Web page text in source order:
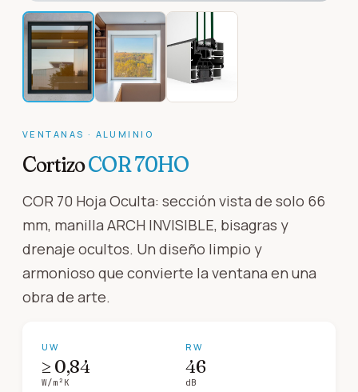
VENTANAS · ALUMINIO
CortizoCOR 70HO
COR 70 Hoja Oculta: sección vista de solo 66
mm, manilla ARCH INVISIBLE, bisagras y
drenaje ocultos. Un diseño limpio y
armonioso que convierte la ventana en una
obra de arte.
UW
≥ 0,84
W/m²K
RW
46
dB